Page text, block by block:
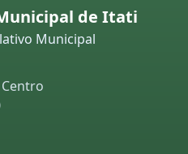
de Itati
Municipal